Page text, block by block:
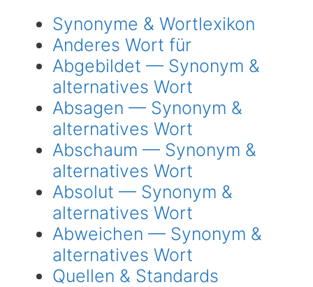
Synonyme & Wortlexikon
Anderes Wort für
Abgebildet — Synonym &
alternatives Wort
Absagen — Synonym &
alternatives Wort
Abschaum — Synonym &
alternatives Wort
Absolut — Synonym &
alternatives Wort
Abweichen — Synonym &
alternatives Wort
Quellen & Standards